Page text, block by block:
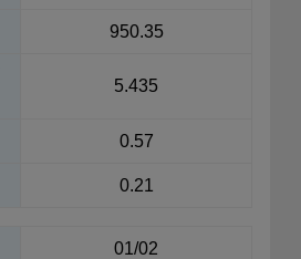
950.35
5.435
0.57
0.21
01/02